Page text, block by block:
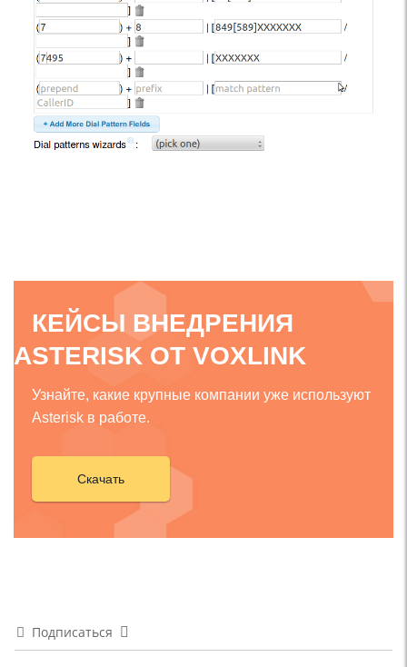
КЕЙСЫ ВНЕДРЕНИЯ
ASTERISK ОТ VOXLINK
Узнайте, какие крупные компании уже используют
Asterisk в работе.
Скачать
Подписаться